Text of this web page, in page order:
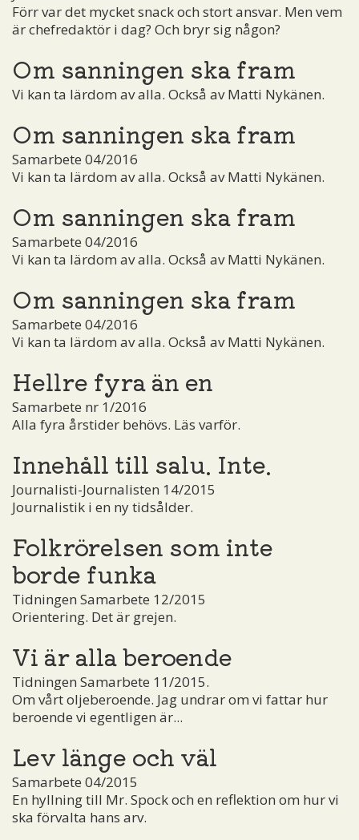
Förr var det mycket snack och stort ansvar. Men vem
är chefredaktör i dag? Och bryr sig någon?
Om sanningen ska fram
Vi kan ta lärdom av alla. Också av Matti Nykänen.
Om sanningen ska fram
Samarbete 04/2016
Vi kan ta lärdom av alla. Också av Matti Nykänen.
Om sanningen ska fram
Samarbete 04/2016
Vi kan ta lärdom av alla. Också av Matti Nykänen.
Om sanningen ska fram
Samarbete 04/2016
Vi kan ta lärdom av alla. Också av Matti Nykänen.
Hellre fyra än en
Samarbete nr 1/2016
Alla fyra årstider behövs. Läs varför.
Innehåll till salu. Inte.
Journalisti-Journalisten 14/2015
Journalistik i en ny tidsålder.
Folkrörelsen som inte
borde funka
Tidningen Samarbete 12/2015
Orientering. Det är grejen.
Vi är alla beroende
Tidningen Samarbete 11/2015.
Om vårt oljeberoende. Jag undrar om vi fattar hur
beroende vi egentligen är...
Lev länge och väl
Samarbete 04/2015
En hyllning till Mr. Spock och en reflektion om hur vi
ska förvalta hans arv.